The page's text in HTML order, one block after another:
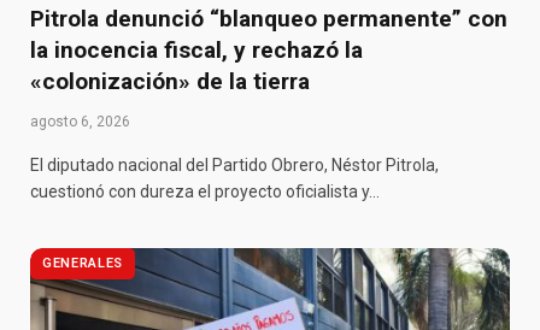
Pitrola denunció “blanqueo permanente” con
la inocencia fiscal, y rechazó la
«colonización» de la tierra
agosto 6, 2026
El diputado nacional del Partido Obrero, Néstor Pitrola,
cuestionó con dureza el proyecto oficialista y…
GENERALES